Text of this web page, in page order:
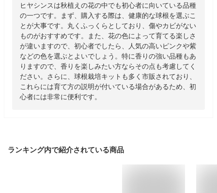
ヒヤシンスは秋植えの花の中でも初心者に向いている品種
の一つです。まず、購入する際は、健康的な球根を選ぶこ
とが大事です。丸くふっくらとしており、傷やカビがない
ものがおすすめです。また、花の色によって育てる楽しさ
が違いますので、初心者でしたら、人気の高いピンクや紫
などの色を選ぶとよいでしょう。特に香りの強い品種もあ
りますので、香りを楽しみたい方ならその点も考慮してく
ださい。さらに、球根栽培キットも多く市販されており、
これらには育て方の説明が付いている場合があるため、初
心者には非常に便利です。
ランキング内で紹介されている商品